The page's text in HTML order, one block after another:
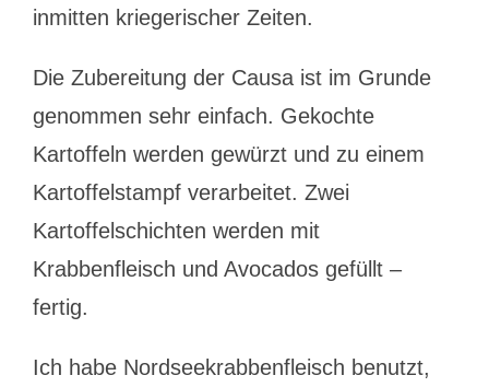
inmitten kriegerischer Zeiten.
Die Zubereitung der Causa ist im Grunde
genommen sehr einfach. Gekochte
Kartoffeln werden gewürzt und zu einem
Kartoffelstampf verarbeitet. Zwei
Kartoffelschichten werden mit
Krabbenfleisch und Avocados gefüllt –
fertig.
Ich habe Nordseekrabbenfleisch benutzt,